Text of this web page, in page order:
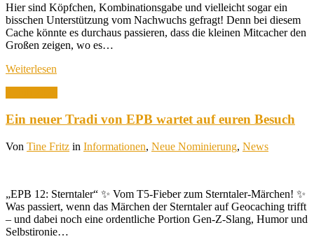
Hier sind Köpfchen, Kombinationsgabe und vielleicht sogar ein
bisschen Unterstützung vom Nachwuchs gefragt! Denn bei diesem
Cache könnte es durchaus passieren, dass die kleinen Mitcacher den
Großen zeigen, wo es…
Weiterlesen
Ein neuer Tradi von EPB wartet auf euren Besuch
Von Tine Fritz in Informationen, Neue Nominierung, News
„EPB 12: Sterntaler“ ✨ Vom T5-Fieber zum Sterntaler-Märchen! ✨
Was passiert, wenn das Märchen der Sterntaler auf Geocaching trifft
– und dabei noch eine ordentliche Portion Gen-Z-Slang, Humor und
Selbstironie…